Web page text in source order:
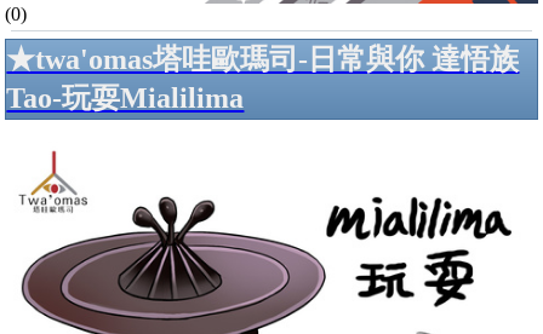
(0)
★twa'omas塔哇歐瑪司-日常與你 達悟族
Tao-玩耍Mialilima